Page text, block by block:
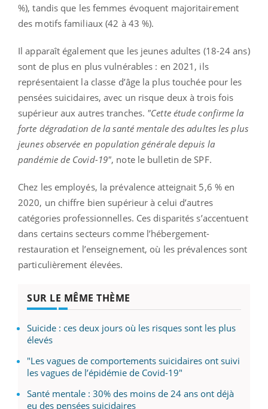
%), tandis que les femmes évoquent majoritairement
des motifs familiaux (42 à 43 %).
Il apparaît également que les jeunes adultes (18-24 ans)
sont de plus en plus vulnérables : en 2021, ils
représentaient la classe d’âge la plus touchée pour les
pensées suicidaires, avec un risque deux à trois fois
supérieur aux autres tranches. "Cette étude confirme la
forte dégradation de la santé mentale des adultes les plus
jeunes observée en population générale depuis la
pandémie de Covid-19", note le bulletin de SPF.
Chez les employés, la prévalence atteignait 5,6 % en
2020, un chiffre bien supérieur à celui d’autres
catégories professionnelles. Ces disparités s’accentuent
dans certains secteurs comme l’hébergement-
restauration et l’enseignement, où les prévalences sont
particulièrement élevées.
SUR LE MÊME THÈME
Suicide : ces deux jours où les risques sont les plus
élevés
"Les vagues de comportements suicidaires ont suivi
les vagues de l’épidémie de Covid-19"
Santé mentale : 30% des moins de 24 ans ont déjà
eu des pensées suicidaires